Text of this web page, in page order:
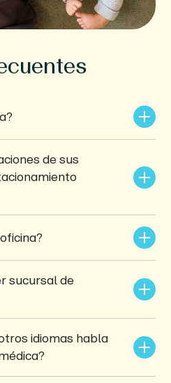
de sus
sucursal de
idiomas habla